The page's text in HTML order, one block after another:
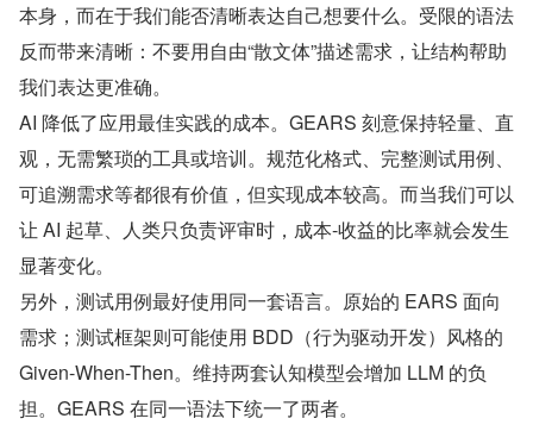
本身，而在于我们能否清晰表达自己想要什么。受限的语法
反而带来清晰：不要用自由“散文体”描述需求，让结构帮助
我们表达更准确。
AI 降低了应用最佳实践的成本。GEARS 刻意保持轻量、直
观，无需繁琐的工具或培训。规范化格式、完整测试用例、
可追溯需求等都很有价值，但实现成本较高。而当我们可以
让 AI 起草、人类只负责评审时，成本-收益的比率就会发生
显著变化。
另外，测试用例最好使用同一套语言。原始的 EARS 面向
需求；测试框架则可能使用 BDD（行为驱动开发）风格的
Given-When-Then。维持两套认知模型会增加 LLM 的负
担。GEARS 在同一语法下统一了两者。